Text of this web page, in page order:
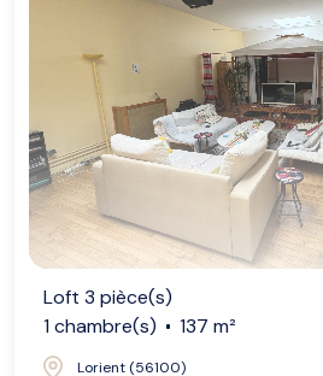
Loft 3 pièce(s)
1 chambre(s)
137 m²
Lorient (56100)